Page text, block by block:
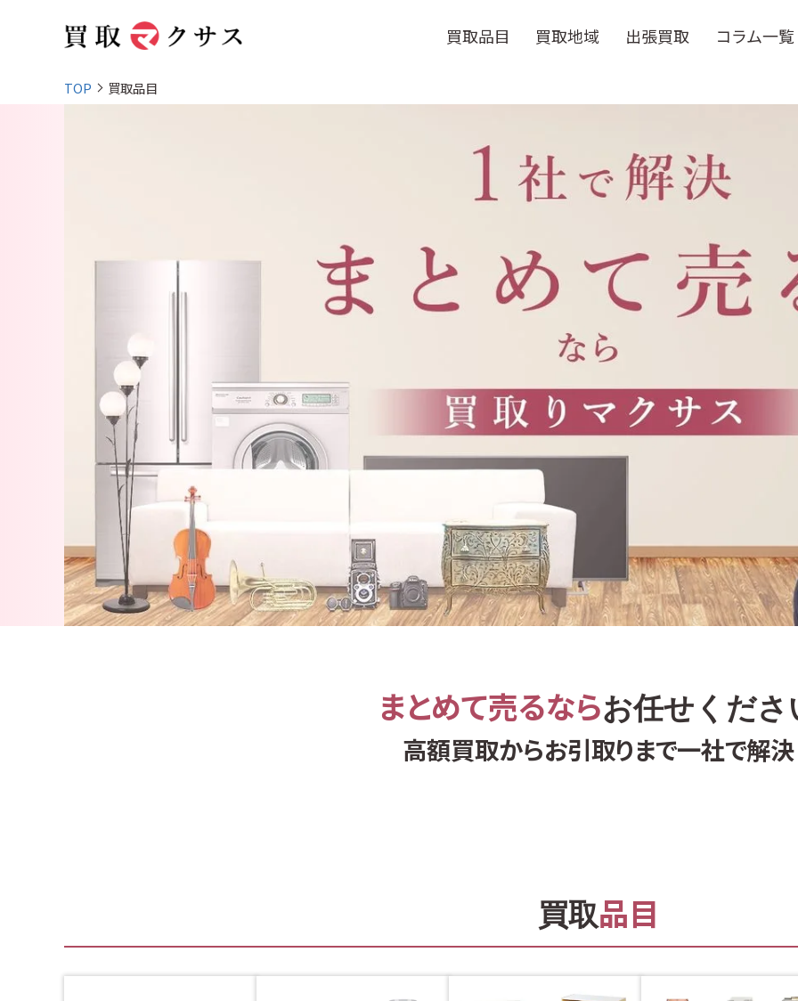
買取品目 買取地域 出張買取 コラム一覧
TOP 買取品目
まとめて売るならお任せくださ
高額買取からお引取りまで一社で解決
買取品目